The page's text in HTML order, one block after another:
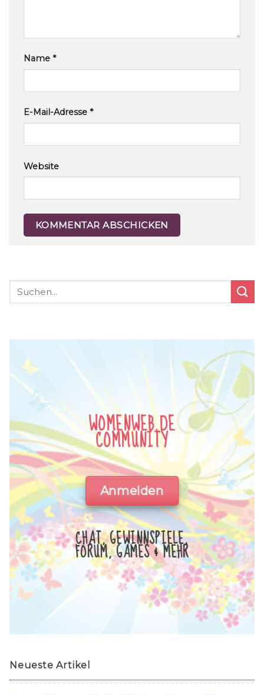
Name *
E-Mail-Adresse *
Website
WOMENWEB.DE
COMMUNITY
Anmelden
CHAT, GEWINNSPIELE,
FORUM, GAMES & MEHR
Neueste Artikel